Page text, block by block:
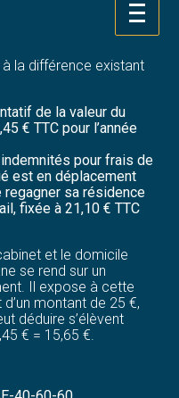
de
la différence existant
de la valeur du
€ TTC pour l’année
pour frais de
est en déplacement
sa résidence
fixée à 21,10 € TTC
et le domicile
se rend sur un
Il expose à cette
montant de 25 €,
déduire s’élèvent
€ = 15,65 €.